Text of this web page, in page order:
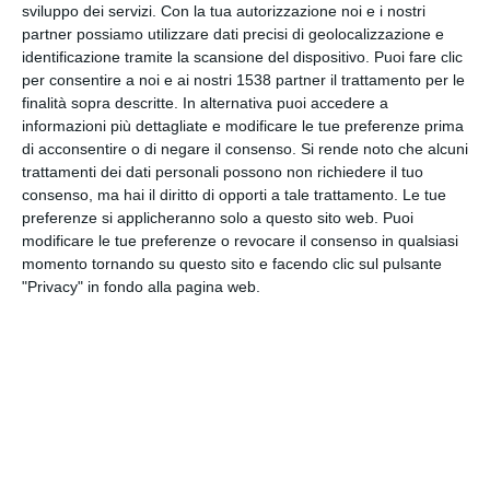
sviluppo dei servizi. Con la tua autorizzazione noi e i nostri
partner possiamo utilizzare dati precisi di geolocalizzazione e
identificazione tramite la scansione del dispositivo. Puoi fare clic
per consentire a noi e ai nostri 1538 partner il trattamento per le
finalità sopra descritte. In alternativa puoi accedere a
informazioni più dettagliate e modificare le tue preferenze prima
di acconsentire o di negare il consenso. Si rende noto che alcuni
trattamenti dei dati personali possono non richiedere il tuo
consenso, ma hai il diritto di opporti a tale trattamento. Le tue
preferenze si applicheranno solo a questo sito web. Puoi
modificare le tue preferenze o revocare il consenso in qualsiasi
momento tornando su questo sito e facendo clic sul pulsante
"Privacy" in fondo alla pagina web.
INVIA QUESTA CARTOLINA
via Email(GRATUITO)
CONDIVIDI QUESTA
CARTOLINA
Facebook, Twitter, WhatsApp, ...